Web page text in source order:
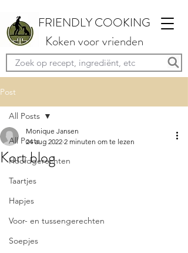
FRIENDLY COOKING
Koken voor vrienden
Post
All Posts
Hoofdgerechten
Taartjes
Hapjes
Voor- en tussengerechten
Soepjes
All Posts
Kort blog
Monique Jansen
24 aug 2022 2 minuten om te lezen